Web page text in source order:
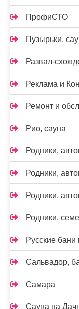
ПрофиСТО
Пузырьки,
Развал-
Реклама и
Ремонт и
Рио, сауна
Родники,
Родники,
Родники,
Родники,
Русские
Сальвадор,
Самара
Сауна на